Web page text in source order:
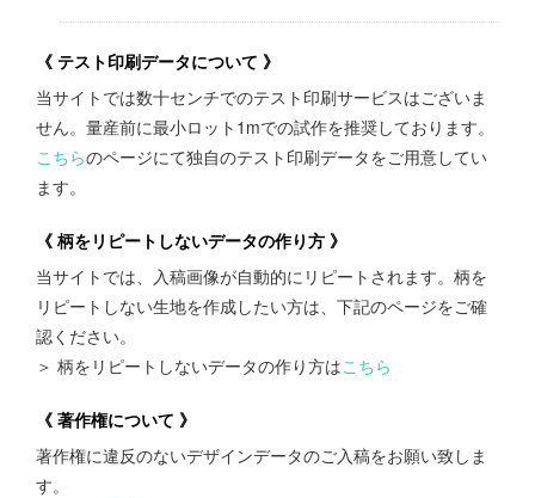
《 テスト印刷データについて 》
当サイトでは数十センチでのテスト印刷サービスはございま
せん。量産前に最小ロット1mでの試作を推奨しております。
こちらのページにて独自のテスト印刷データをご用意してい
ます。
《 柄をリピートしないデータの作り方 》
当サイトでは、入稿画像が自動的にリピートされます。柄を
リピートしない生地を作成したい方は、下記のページをご確
認ください。
＞ 柄をリピートしないデータの作り方はこちら
《 著作権について 》
著作権に違反のないデザインデータのご入稿をお願い致しま
す。